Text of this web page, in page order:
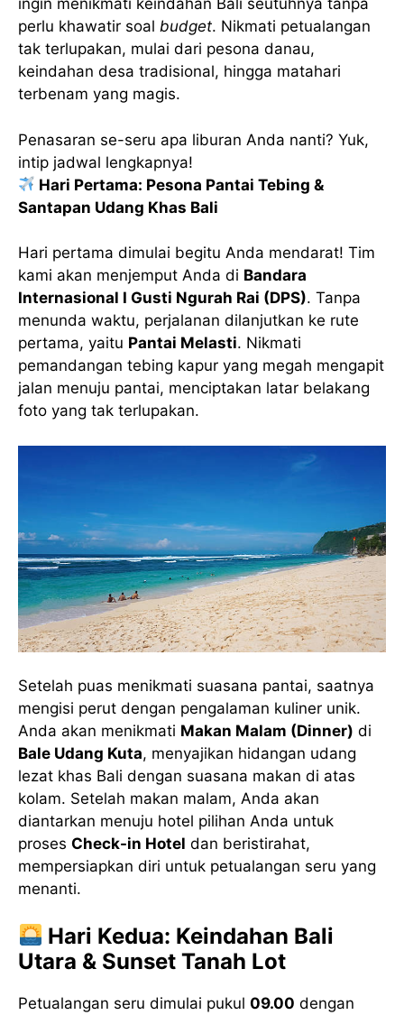
ingin menikmati keindahan Bali seutuhnya tanpa
perlu khawatir soal budget. Nikmati petualangan
tak terlupakan, mulai dari pesona danau,
keindahan desa tradisional, hingga matahari
terbenam yang magis.
Penasaran se-seru apa liburan Anda nanti? Yuk,
intip jadwal lengkapnya!
Hari Pertama: Pesona Pantai Tebing &
Santapan Udang Khas Bali
Hari pertama dimulai begitu Anda mendarat! Tim
kami akan menjemput Anda di Bandara
Internasional I Gusti Ngurah Rai (DPS). Tanpa
menunda waktu, perjalanan dilanjutkan ke rute
pertama, yaitu Pantai Melasti. Nikmati
pemandangan tebing kapur yang megah mengapit
jalan menuju pantai, menciptakan latar belakang
foto yang tak terlupakan.
Setelah puas menikmati suasana pantai, saatnya
mengisi perut dengan pengalaman kuliner unik.
Anda akan menikmati Makan Malam (Dinner) di
Bale Udang Kuta, menyajikan hidangan udang
lezat khas Bali dengan suasana makan di atas
kolam. Setelah makan malam, Anda akan
diantarkan menuju hotel pilihan Anda untuk
proses Check-in Hotel dan beristirahat,
mempersiapkan diri untuk petualangan seru yang
menanti.
Hari Kedua: Keindahan Bali
Utara & Sunset Tanah Lot
Petualangan seru dimulai pukul 09.00 dengan